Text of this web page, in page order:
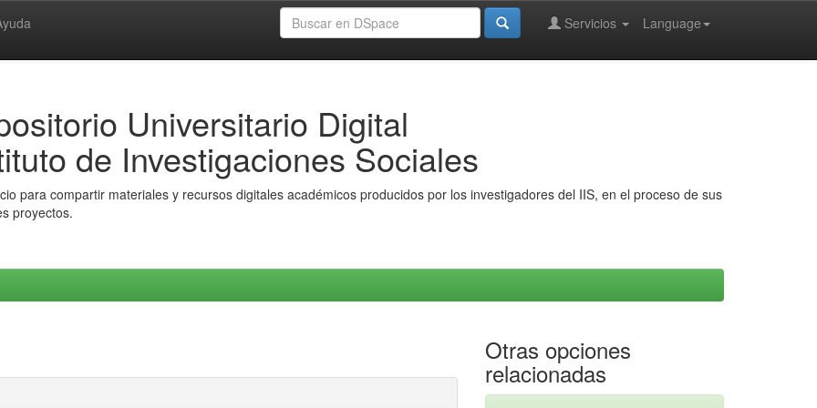
Language
Servicios
Universitario Digital
de Investigaciones Sociales
para compartir materiales y recursos digitales académicos producidos por los investigadores del IIS, en el proceso de sus
proyectos.
Otras opciones
relacionadas